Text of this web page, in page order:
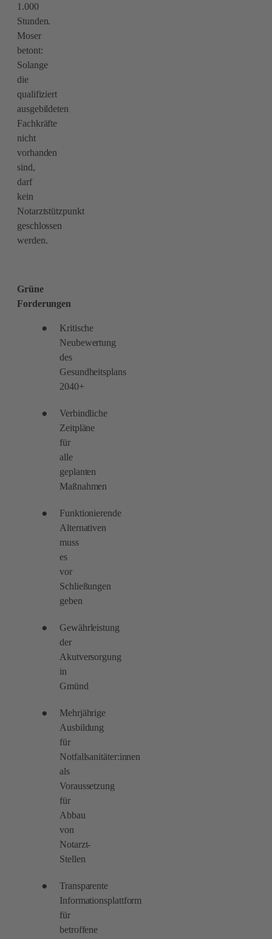
1.000
Stunden.
Moser
betont:
Solange
die
qualifiziert
ausgebildeten
Fachkräfte
nicht
vorhanden
sind,
darf
kein
Notarztstützpunkt
geschlossen
werden.
Grüne
Forderungen
Kritische
Neubewertung
des
Gesundheitsplans
2040+
Verbindliche
Zeitpläne
für
alle
geplanten
Maßnahmen
Funktionierende
Alternativen
muss
es
vor
Schließungen
geben
Gewährleistung
der
Akutversorgung
in
Gmünd
Mehrjährige
Ausbildung
für
Notfallsanitäter:innen
als
Voraussetzung
für
Abbau
von
Notarzt-
Stellen
Transparente
Informationsplattform
für
betroffene